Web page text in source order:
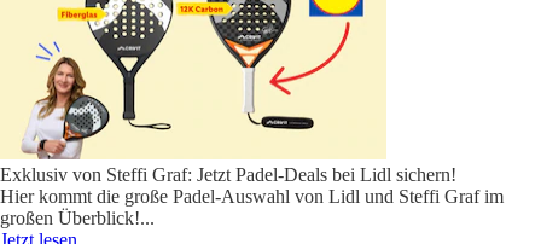
Exklusiv von Steffi Graf: Jetzt Padel-Deals bei Lidl sichern!
Hier kommt die große Padel-Auswahl von Lidl und Steffi Graf im
großen Überblick!...